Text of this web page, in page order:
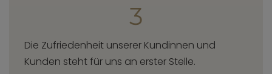
3
Die Zufriedenheit unserer Kundinnen und
Kunden steht für uns an erster Stelle.